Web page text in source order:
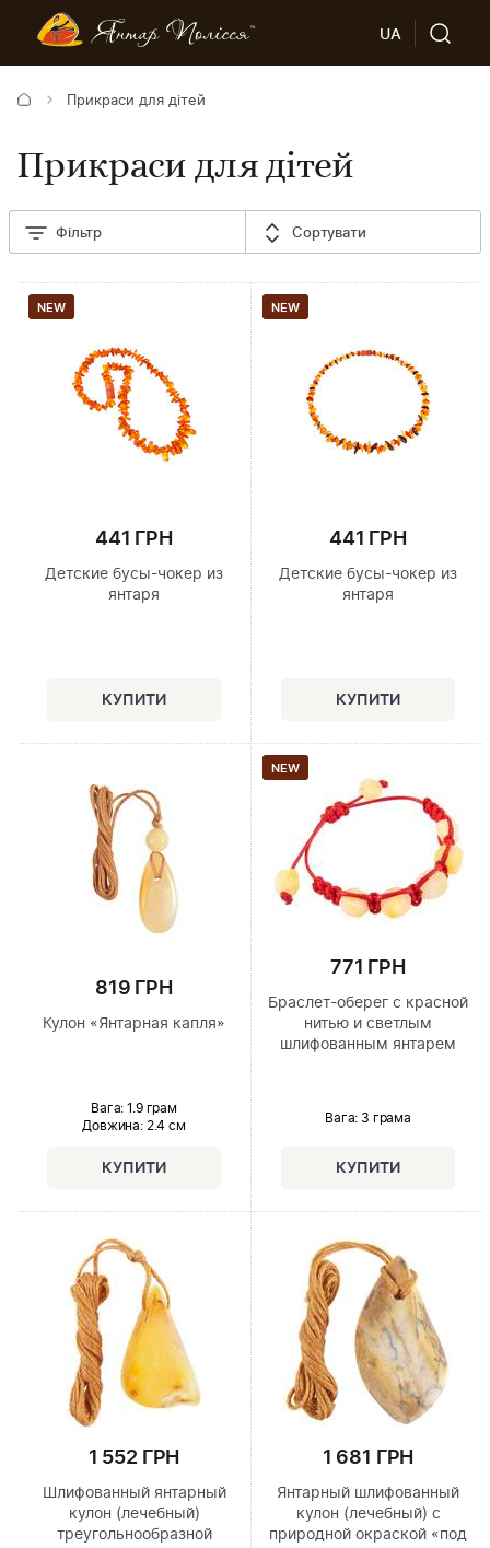
UA
Прикраси для дітей
Прикраси для дітей
Фільтр Сортувати
NEW
441 ГРН
Детские бусы-чокер из
янтаря
NEW
441 ГРН
Детские бусы-чокер из
янтаря
819 ГРН
Кулон «Янтарная капля»
Вага: 1.9 грам
Довжина:2.4 см
NEW
771 ГРН
Браслет-оберег с красной
нитью и светлым
шлифованным янтарем
Вага: 3 грама
1 552 ГРН
Шлифованный янтарный
кулон (лечебный)
треугольнообразной
1 681 ГРН
Янтарный шлифованный
кулон (лечебный) с
природной окраской «под